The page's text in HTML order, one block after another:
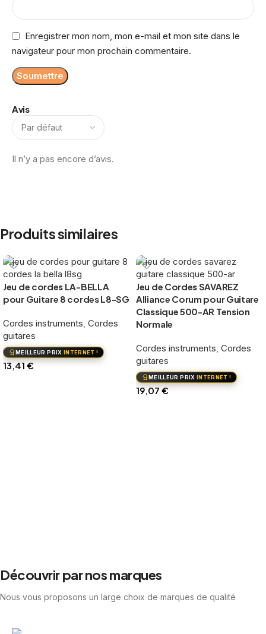
Avis
Il n’y a pas encore d’avis.
Enregistrer mon nom, mon e-mail et mon site dans le
navigateur pour mon prochain commentaire.
Produits similaires
Jeu de cordes LA-BELLA
pour Guitare 8 cordes L8-SG
Cordes instruments, Cordes
guitares
MEILLEUR PRIX INTERNET !
13,41 €
Jeu de Cordes SAVAREZ
Alliance Corum pour Guitare
Classique 500-AR Tension
Normale
Cordes instruments, Cordes
guitares
MEILLEUR PRIX INTERNET !
19,07 €
Découvrir par nos marques
Nous vous proposons un large choix de marques de qualité